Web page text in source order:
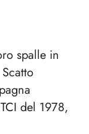
spalle in
del 1978,